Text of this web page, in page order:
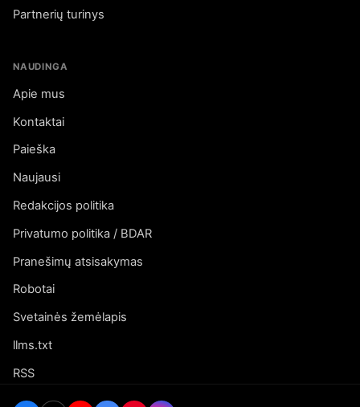
Partnerių turinys
NAUDINGA
Apie mus
Kontaktai
Paieška
Naujausi
Redakcijos politika
Privatumo politika / BDAR
Pranešimų atsisakymas
Robotai
Svetainės žemėlapis
llms.txt
RSS